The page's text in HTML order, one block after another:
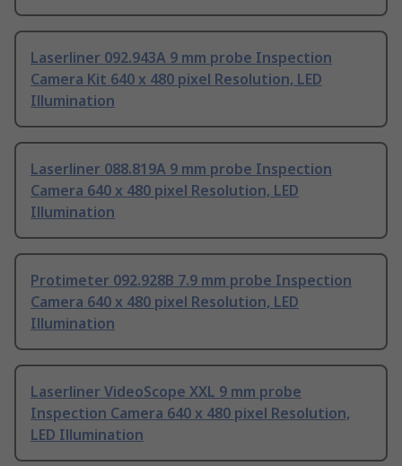
Laserliner 092.943A 9 mm probe Inspection
Camera Kit 640 x 480 pixel Resolution, LED
Illumination
Laserliner 088.819A 9 mm probe Inspection
Camera 640 x 480 pixel Resolution, LED
Illumination
Protimeter 092.928B 7.9 mm probe Inspection
Camera 640 x 480 pixel Resolution, LED
Illumination
Laserliner VideoScope XXL 9 mm probe
Inspection Camera 640 x 480 pixel Resolution,
LED Illumination